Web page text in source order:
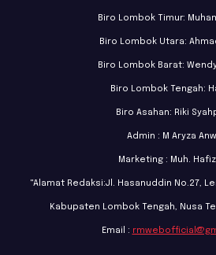
Biro Lombok Timur:
Biro Lombok Utara:
Biro Lombok Barat:
Biro Lombok Tengah:
Biro Asahan: Riki
Admin : M Aryza
Marketing : Muh.
"Alamat Redaksi:Jl. Hasanuddin No.27,
Kabupaten Lombok Tengah, Nusa
Email :